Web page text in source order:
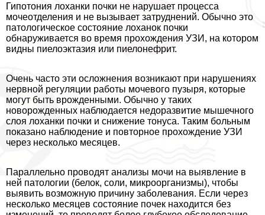
Гипотония лоханки почки не нарушает процесса
мочеотделения и не вызывает затруднений. Обычно это
патологическое состояние лоханок почки
обнаруживается во время прохождения УЗИ, на котором
видны пиелоэктазия или пиелонефрит.
Очень часто эти осложнения возникают при нарушениях
нервной регуляции работы мочевого пузыря, которые
могут быть врожденными. Обычно у таких
новорожденных наблюдается недоразвитие мышечного
слоя лоханки почки и снижение тонуса. Таким больным
показано наблюдение и повторное прохождение УЗИ
через несколько месяцев.
Параллельно проводят анализы мочи на выявление в
ней патологии (белок, соли, микроорганизмы), чтобы
выявить возможную причину заболевания. Если через
несколько месяцев состояние почек находится без